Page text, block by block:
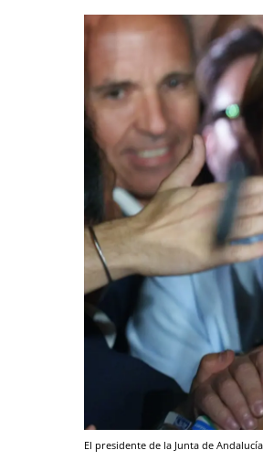
El presidente de la Junta de